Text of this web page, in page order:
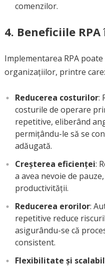
comenzilor.
4. Beneficiile
Implementarea RPA
organizațiilor, printre care:
Reducerea costurilor:
costurile de operare
repetitive, eliberând
permițându-le să se
adăugată.
Creșterea eficienței:
a avea nevoie de
productivității.
Reducerea erorilor:
repetitive reduce
asigurându-se că
consistent.
Flexibilitate și